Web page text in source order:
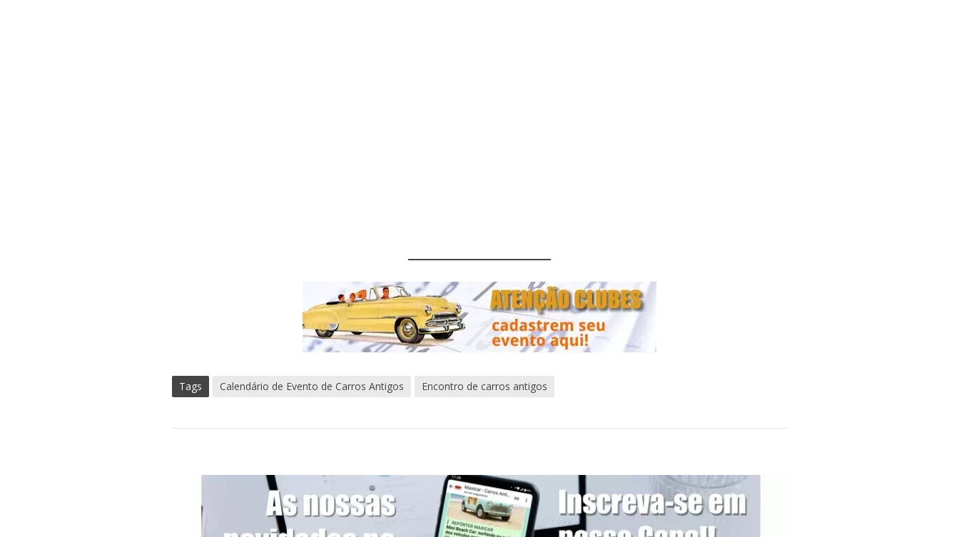
Tags Calendário de Evento de Carros Antigos Encontro de carros antigos